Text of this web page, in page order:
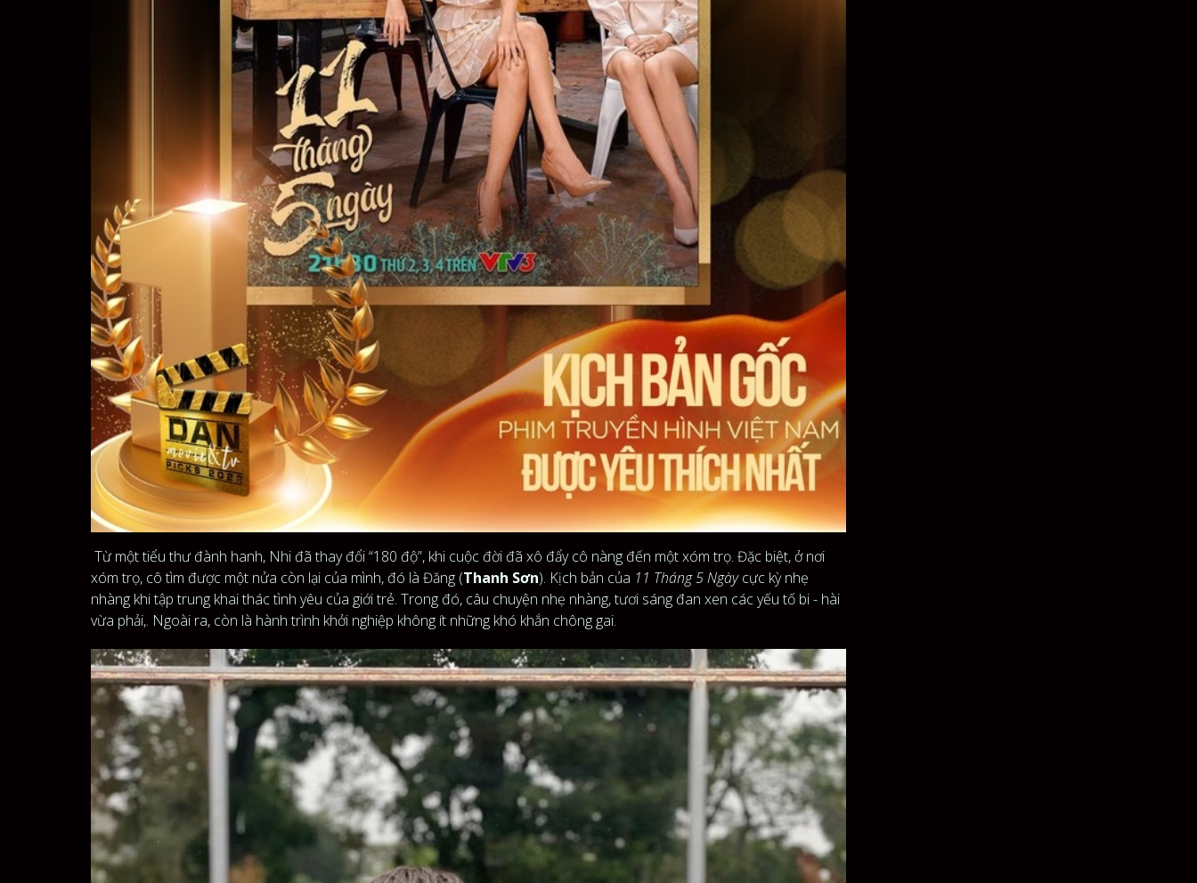
Từ một tiểu thư đành hanh, Nhi đã thay đổi “180 độ”, khi cuộc đời đã xô đẩy cô nàng đến một xóm trọ. Đặc biệt, ở nơi
xóm trọ, cô tìm được một nửa còn lại của mình, đó là Đăng (Thanh Sơn). Kịch bản của 11 Tháng 5 Ngàycực kỳ nhẹ
nhàng khi tập trung khai thác tình yêu của giới trẻ. Trong đó, câu chuyện nhẹ nhàng, tươi sáng đan xen các yếu tố bi - hài
vừa phải,. Ngoài ra, còn là hành trình khởi nghiệp không ít những khó khắn chông gai.